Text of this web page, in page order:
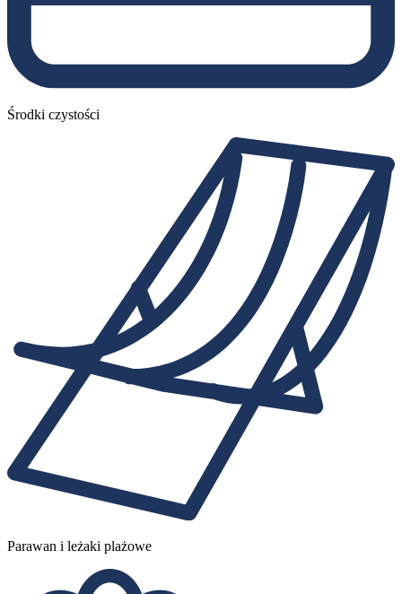
Środki czystości
Parawan i leżaki plażowe